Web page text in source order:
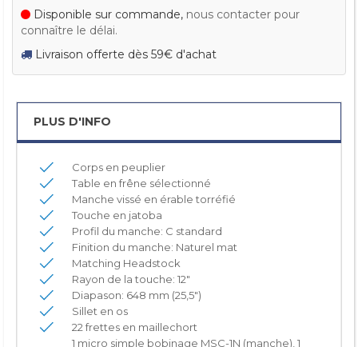
Disponible sur commande, nous contacter pour
connaître le délai.
Livraison offerte dès 59€ d'achat
PLUS D'INFO
Corps en peuplier
Table en frêne sélectionné
Manche vissé en érable torréfié
Touche en jatoba
Profil du manche: C standard
Finition du manche: Naturel mat
Matching Headstock
Rayon de la touche: 12"
Diapason: 648 mm (25,5")
Sillet en os
22 frettes en maillechort
1 micro simple bobinage MSC-1N (manche), 1